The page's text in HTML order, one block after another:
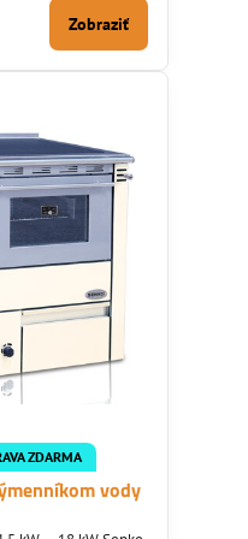
termálnymZobraziť
ZDARMA
vody